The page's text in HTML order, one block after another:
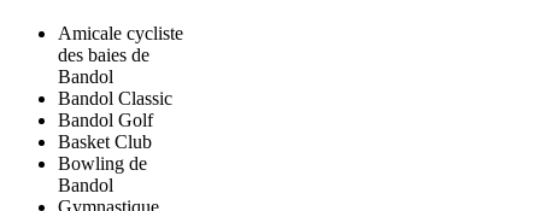
Amicale cycliste
des baies de
Bandol
Bandol Classic
Bandol Golf
Basket Club
Bowling de
Bandol